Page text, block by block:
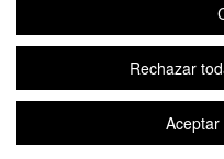
Rechazar
Plataforma de